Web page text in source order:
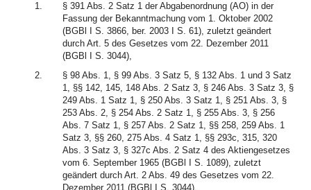
1.
§ 391 Abs. 2 Satz 1 der Abgabenordnung (AO) in der
Fassung der Bekanntmachung vom 1. Oktober 2002
(BGBl I S. 3866, ber. 2003 I S. 61), zuletzt geändert
durch Art. 5 des Gesetzes vom 22. Dezember 2011
(BGBl I S. 3044),
2.
§ 98 Abs. 1, § 99 Abs. 3 Satz 5, § 132 Abs. 1 und 3 Satz
1, §§ 142, 145, 148 Abs. 2 Satz 3, § 246 Abs. 3 Satz 3, §
249 Abs. 1 Satz 1, § 250 Abs. 3 Satz 1, § 251 Abs. 3, §
253 Abs. 2, § 254 Abs. 2 Satz 1, § 255 Abs. 3, § 256
Abs. 7 Satz 1, § 257 Abs. 2 Satz 1, §§ 258, 259 Abs. 1
Satz 3, §§ 260, 275 Abs. 4 Satz 1, §§ 293c, 315, 320
Abs. 3 Satz 3, § 327c Abs. 2 Satz 4 des Aktiengesetzes
vom 6. September 1965 (BGBl I S. 1089), zuletzt
geändert durch Art. 2 Abs. 49 des Gesetzes vom 22.
Dezember 2011 (BGBl I S. 3044),